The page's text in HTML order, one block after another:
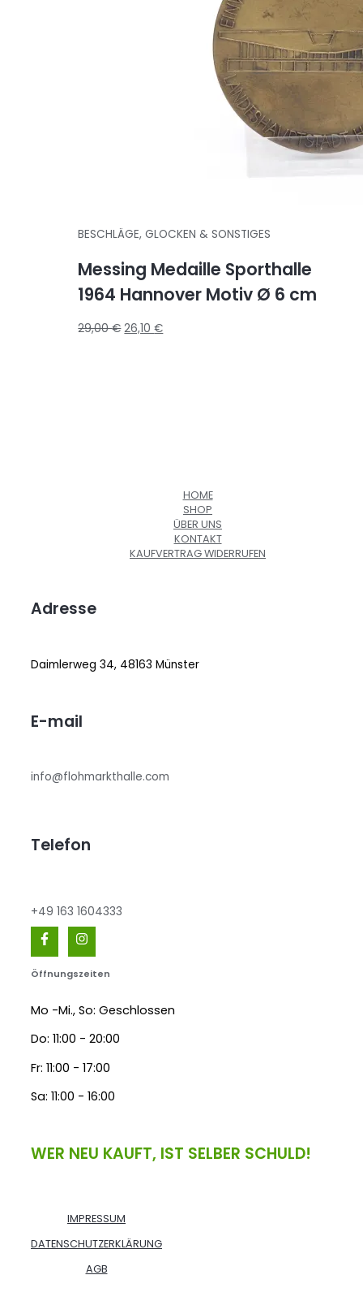
BESCHLÄGE, GLOCKEN & SONSTIGES
Messing Medaille Sporthalle
1964 Hannover Motiv Ø 6 cm
29,00€ 26,10€
HOME
SHOP
ÜBER UNS
KONTAKT
KAUFVERTRAG WIDERRUFEN
Adresse
Daimlerweg 34, 48163 Münster
E-mail
info@flohmarkthalle.com
Telefon
+49 163 1604333
Öffnungszeiten
Mo -Mi., So: Geschlossen
Do: 11:00 - 20:00
Fr: 11:00 - 17:00
Sa: 11:00 - 16:00
WER NEU KAUFT, IST SELBER SCHULD!
IMPRESSUM
DATENSCHUTZERKLÄRUNG
AGB